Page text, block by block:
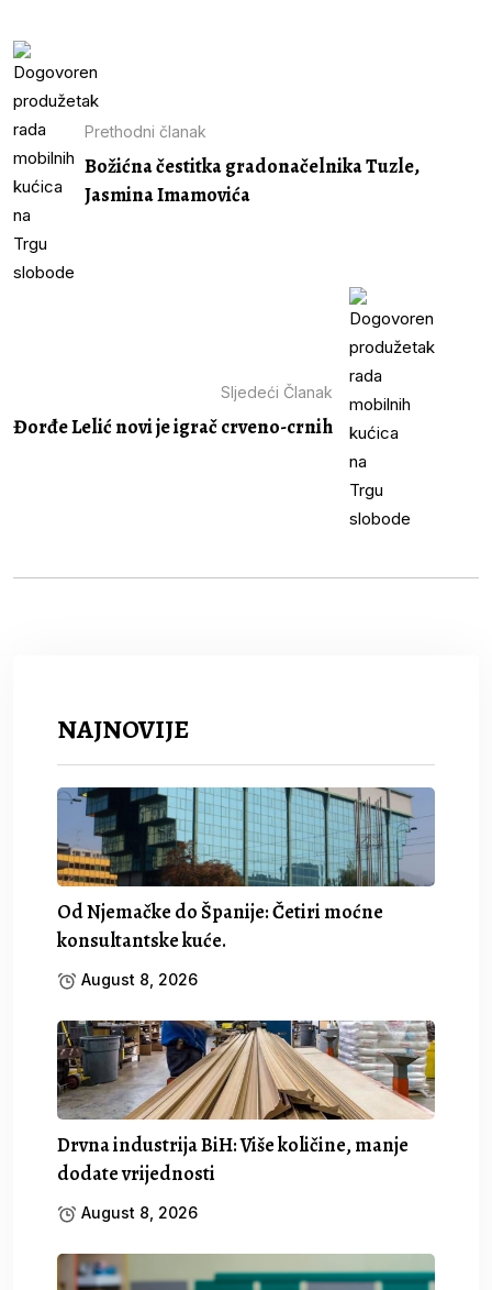
Prethodni članak
Božićna čestitka gradonačelnika Tuzle,
Jasmina Imamovića
Sljedeći Članak
Đorđe Lelić novi je igrač crveno-crnih
NAJNOVIJE
Od Njemačke do Španije: Četiri moćne
konsultantske kuće.
August 8, 2026
Drvna industrija BiH: Više količine, manje
dodate vrijednosti
August 8, 2026